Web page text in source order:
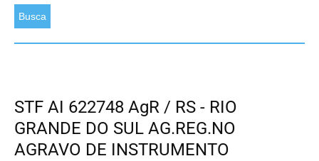
Busca
STF AI 622748 AgR / RS - RIO
GRANDE DO SUL AG.REG.NO
AGRAVO DE INSTRUMENTO